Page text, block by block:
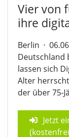
Vier von
ihre
Berlin ·
Deutschland
lassen sich
Alter
der über 75-
Jetzt